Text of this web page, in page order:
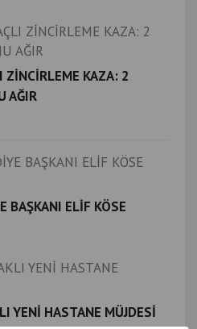
ZİNCİRLEME KAZA: 2
AĞIR
BAŞKANI ELİF KÖSE
YENİ HASTANE MÜJDESİ